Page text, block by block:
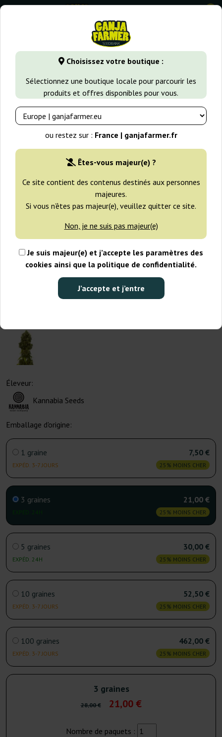
Choisissez votre boutique :
Sélectionnez une boutique locale pour parcourir les
produits et offres disponibles pour vous.
ou restez sur : France | ganjafarmer.fr
Êtes-vous majeur(e) ?
Ce site contient des contenus destinés aux personnes
majeures.
Si vous n’êtes pas majeur(e), veuillez quitter ce site.
Non, je ne suis pas majeur(e)
Je suis majeur(e) et j’accepte les paramètres des
cookies ainsi que la politique de confidentialité.
J’accepte et j’entre
0
GanjaFarmer.fr Types de Graines Graines de Cannabis
-25%
+gratisie
Éleveur:
Kannabia Seeds
Emballage d'origine:
1 graine
EXPÉD. 3-7 JOURS
7,50 €
25% MOINS CHER
3 graines 21,00 €
25% MOINS CHER
5 graines
EXPÉD. 24H
30,00 €
25% MOINS CHER
10 graines
EXPÉD. 3-7 JOURS
52,50 €
25% MOINS CHER
100 graines
EXPÉD. 3-7 JOURS
462,00 €
25% MOINS CHER
3 graines
28,00 € 21,00 €
Nombre de paquets :